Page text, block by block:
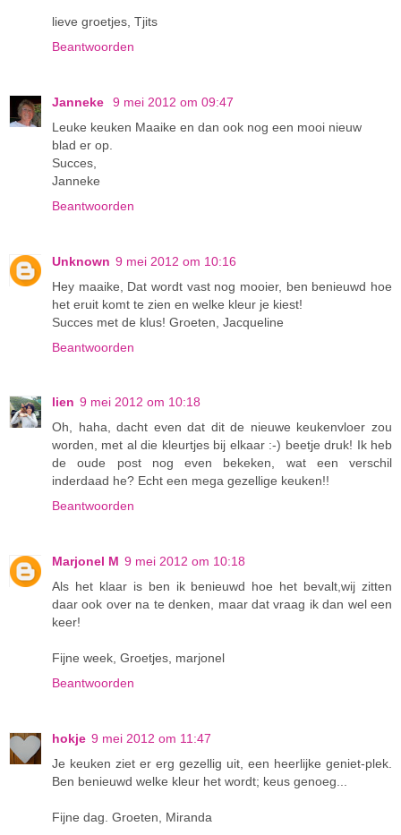
lieve groetjes, Tjits
Beantwoorden
Janneke
9 mei 2012 om 09:47
Leuke keuken Maaike en dan ook nog een mooi nieuw
blad er op.
Succes,
Janneke
Beantwoorden
Unknown 9 mei 2012 om 10:16
Hey maaike, Dat wordt vast nog mooier, ben benieuwd hoe
het eruit komt te zien en welke kleur je kiest!
Succes met de klus! Groeten, Jacqueline
Beantwoorden
lien 9 mei 2012 om 10:18
Oh, haha, dacht even dat dit de nieuwe keukenvloer zou
worden, met al die kleurtjes bij elkaar :-) beetje druk! Ik heb
de oude post nog even bekeken, wat een verschil
inderdaad he? Echt een mega gezellige keuken!!
Beantwoorden
Marjonel M 9 mei 2012 om 10:18
Als het klaar is ben ik benieuwd hoe het bevalt,wij zitten
daar ook over na te denken, maar dat vraag ik dan wel een
keer!
Fijne week, Groetjes, marjonel
Beantwoorden
hokje 9 mei 2012 om 11:47
Je keuken ziet er erg gezellig uit, een heerlijke geniet-plek.
Ben benieuwd welke kleur het wordt; keus genoeg...
Fijne dag. Groeten, Miranda